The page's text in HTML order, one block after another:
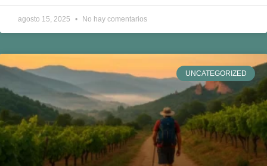
agosto 15, 2025 No hay comentarios
UNCATEGORIZED